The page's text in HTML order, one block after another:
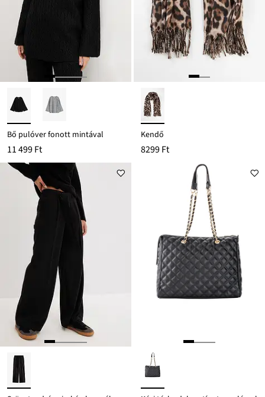
Bő pulóver fonott mintával
11 499 Ft
Kendő
8299 Ft